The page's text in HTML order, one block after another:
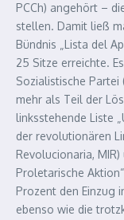
PCCh) angehört –
stellen. Damit ließ
Bündnis „Lista del
25 Sitze erreichte.
Sozialistische Partei
mehr als Teil der
linksstehende Liste
der revolutionären
Revolucionaria,
Proletarische
Prozent den Einzug
ebenso wie die